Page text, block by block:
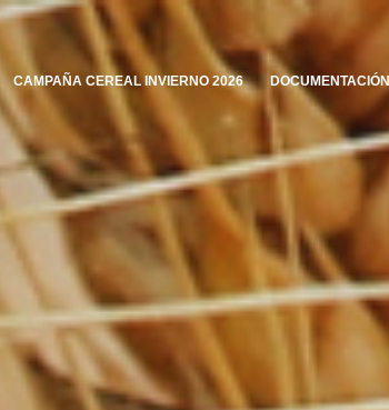
CAMPAÑA CEREAL INVIERNO 2026 DOCUMENTACIÓN